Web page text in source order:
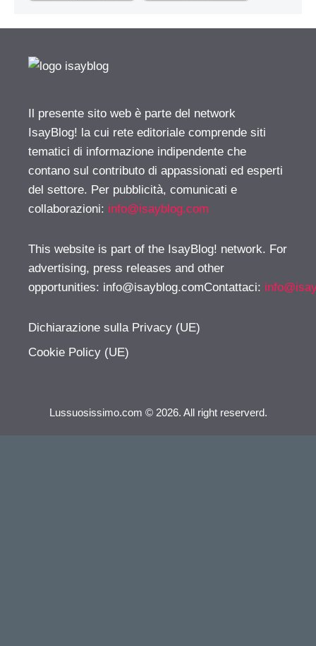
Il presente sito web è parte del network
IsayBlog! la cui rete editoriale comprende siti
tematici di informazione indipendente che
contano sul contributo di appassionati ed esperti
del settore. Per pubblicità, comunicati e
collaborazioni: info@isayblog.com
This website is part of the IsayBlog! network. For
advertising, press releases and other
opportunities: info@isayblog.comContattaci:
Dichiarazione sulla Privacy (UE)
Cookie Policy (UE)
Lussuosissimo.com © 2026. All right reserverd.